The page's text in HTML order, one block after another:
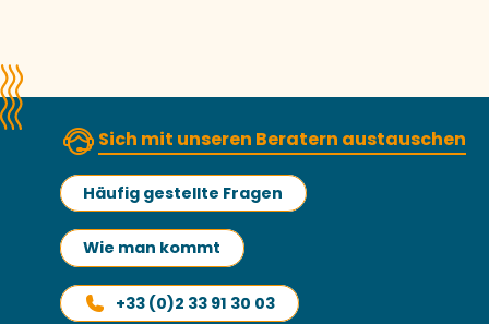
Sich mit unseren Beratern austauschen
Häufig gestellte Fragen
Wie man kommt
+33 (0)2 33 91 30 03